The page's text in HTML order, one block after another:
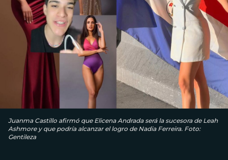
Juanma Castillo afirmó que Elicena Andrada será la sucesora de Leah
Ashmore y que podría alcanzar el logro de Nadia Ferreira. Foto:
Gentileza